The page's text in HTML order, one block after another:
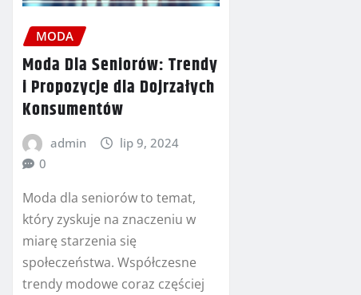
MODA
Moda Dla Seniorów: Trendy
i Propozycje dla Dojrzałych
Konsumentów
admin
lip 9, 2024
0
Moda dla seniorów to temat,
który zyskuje na znaczeniu w
miarę starzenia się
społeczeństwa. Współczesne
trendy modowe coraz częściej